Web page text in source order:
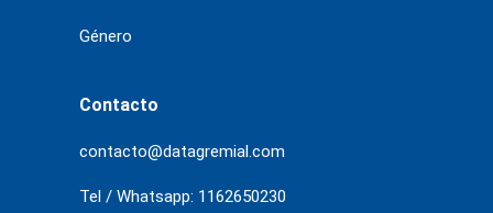
Género
Contacto
contacto@datagremial.com
Tel / Whatsapp: 1162650230